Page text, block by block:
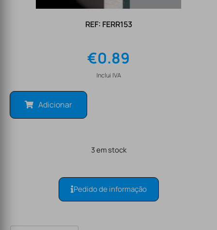
REF: FERR153
€0.89
Inclui IVA
Adicionar
3 em stock
Pedido de informação